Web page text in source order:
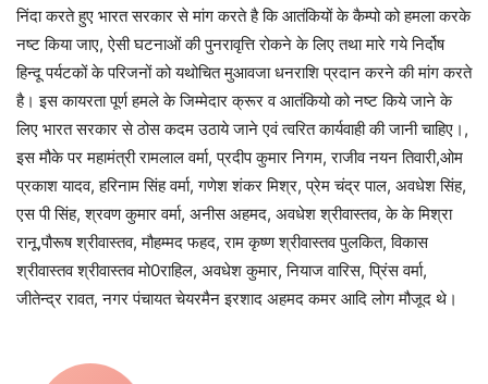
निंदा करते हुए भारत सरकार से मांग करते है कि आतंकियों के कैम्पो को हमला करके
नष्ट किया जाए, ऐसी घटनाओं की पुनरावृत्ति रोकने के लिए तथा मारे गये निर्दोष
हिन्दू पर्यटकों के परिजनों को यथोचित मुआवजा धनराशि प्रदान करने की मांग करते
है। इस कायरता पूर्ण हमले के जिम्मेदार क्रूर व आतंकियो को नष्ट किये जाने के
लिए भारत सरकार से ठोस कदम उठाये जाने एवं त्वरित कार्यवाही की जानी चाहिए।,
इस मौके पर महामंत्री रामलाल वर्मा, प्रदीप कुमार निगम, राजीव नयन तिवारी,ओम
प्रकाश यादव, हरिनाम सिंह वर्मा, गणेश शंकर मिश्र, प्रेम चंद्र पाल, अवधेश सिंह,
एस पी सिंह, श्रवण कुमार वर्मा, अनीस अहमद, अवधेश श्रीवास्तव, के के मिश्रा
रानू,पौरूष श्रीवास्तव, मौहम्मद फहद, राम कृष्ण श्रीवास्तव पुलकित, विकास
श्रीवास्तव श्रीवास्तव मो0राहिल, अवधेश कुमार, नियाज वारिस, प्रिंस वर्मा,
जीतेन्द्र रावत, नगर पंचायत चेयरमैन इरशाद अहमद कमर आदि लोग मौजूद थे।